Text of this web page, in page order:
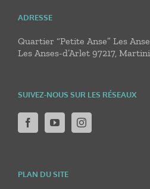
ADRESSE
Quartier “Petite Anse” Les
Les Anses-d’Arlet 97217,
SUIVEZ-NOUS SUR LES RÉSEAUX
PLAN DU SITE